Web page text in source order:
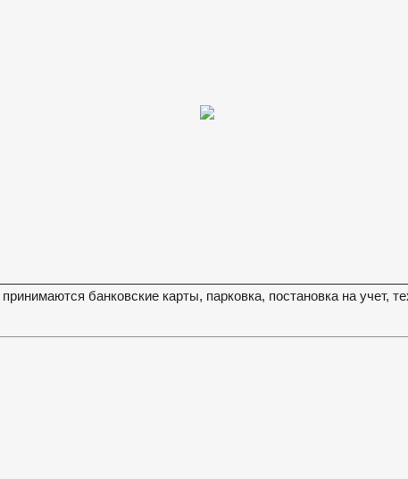
банковские карты, парковка, постановка на учет,